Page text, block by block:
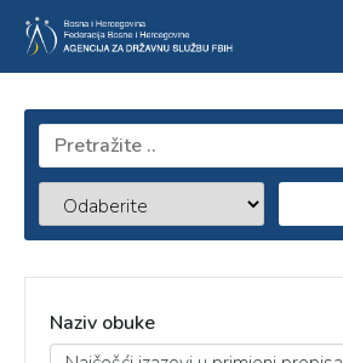
Naziv obuke